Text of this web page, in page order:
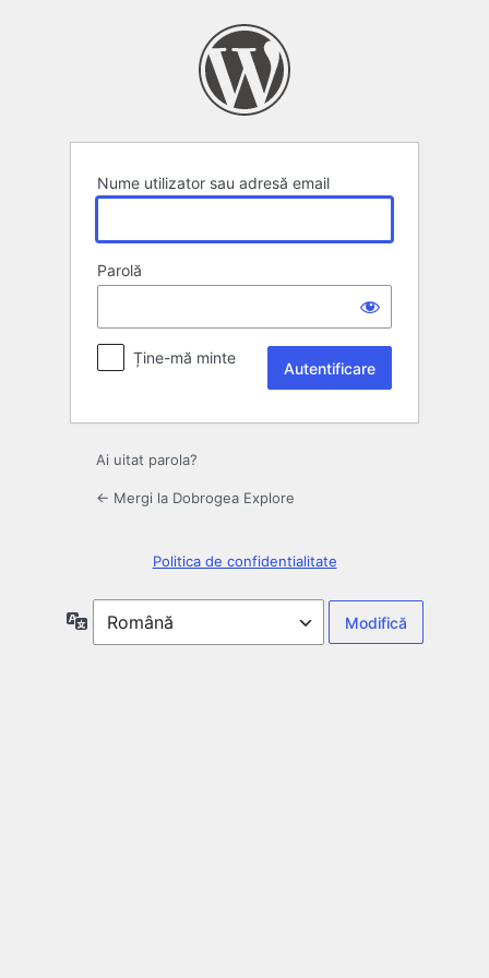
Nume utilizator sau adresă email
Parolă
Ține-mă minte
Ai uitat parola?
← Mergi la Dobrogea Explore
Politica de confidentialitate
Limbă